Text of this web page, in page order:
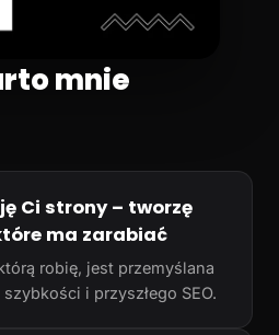
mnie
Ci strony – tworzę
ma zarabiać
robię, jest przemyślana
i przyszłego SEO.